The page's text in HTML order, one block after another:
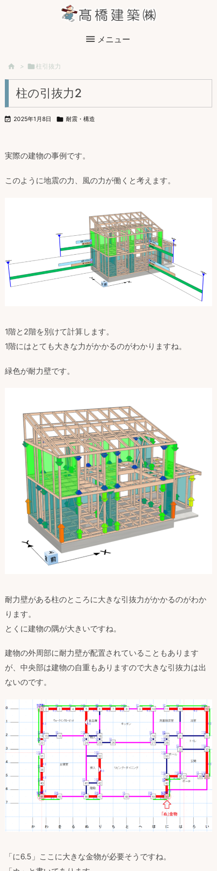
メニュー
 > 柱引抜力
柱の引抜力2
 2025年1月8日  耐震・構造
実際の建物の事例です。
このように地震の力、風の力が働くと考えます。
1階と2階を別けて計算します。
1階にはとても大きな力がかかるのがわかりますね。
緑色が耐力壁です。
耐力壁がある柱のところに大きな引抜力がかかるのがわか
ります。
とくに建物の隅が大きいですね。
建物の外周部に耐力壁が配置されていることもあります
が、中央部は建物の自重もありますので大きな引抜力は出
ないのです。
「に6.5」ここに大きな金物が必要そうですね。